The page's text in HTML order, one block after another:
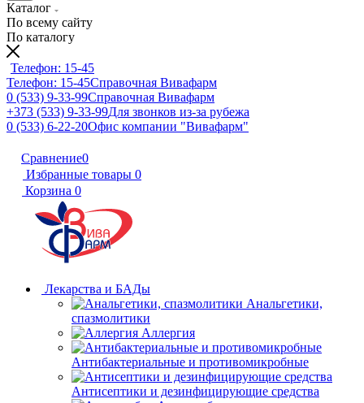
Каталог
По всему сайту
По каталогу
Телефон: 15-45
Телефон: 15-45Справочная Вивафарм
0 (533) 9-33-99Справочная Вивафарм
+373 (533) 9-33-99Для звонков из-за рубежа
0 (533) 6-22-20Офис компании "Вивафарм"
Сравнение0
Избранные товары 0
Корзина 0
Лекарства и БАДы
Анальгетики,
спазмолитики
Аллергия
Антибактериальные и противомикробные
Антисептики и дезинфицирующие средства